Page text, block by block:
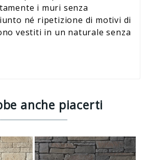
i muri senza
né ripetizione di motivi di
vestiti in un naturale senza
anche piacerti